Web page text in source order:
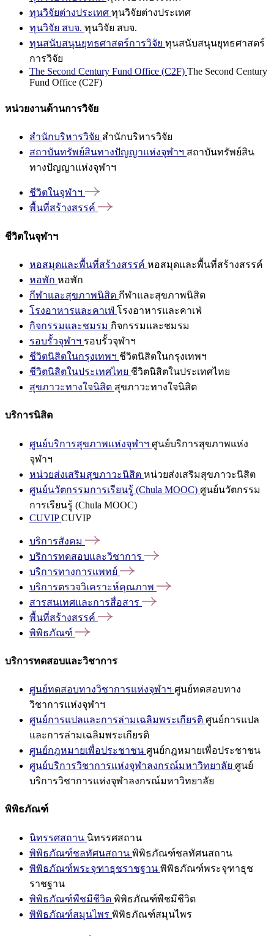
ทุนวิจัยต่างประเทศ ทุนวิจัยต่างประเทศ
ทุนวิจัย สบจ. ทุนวิจัย สบจ.
ทุนสนับสนุนยุทธศาสตร์การวิจัย ทุนสนับสนุนยุทธศาสตร์
การวิจัย
The Second Century Fund Office (C2F) The Second Century
Fund Office (C2F)
หน่วยงานด้านการวิจัย
สำนักบริหารวิจัย สำนักบริหารวิจัย
สถาบันทรัพย์สินทางปัญญาแห่งจุฬาฯ สถาบันทรัพย์สิน
ทางปัญญาแห่งจุฬาฯ
ชีวิตในจุฬาฯ
พื้นที่สร้างสรรค์
ชีวิตในจุฬาฯ
หอสมุดและพื้นที่สร้างสรรค์ หอสมุดและพื้นที่สร้างสรรค์
หอพัก หอพัก
กีฬาและสุขภาพนิสิต กีฬาและสุขภาพนิสิต
โรงอาหารและคาเฟ่ โรงอาหารและคาเฟ่
กิจกรรมและชมรม กิจกรรมและชมรม
รอบรั้วจุฬาฯ รอบรั้วจุฬาฯ
ชีวิตนิสิตในกรุงเทพฯ ชีวิตนิสิตในกรุงเทพฯ
ชีวิตนิสิตในประเทศไทย ชีวิตนิสิตในประเทศไทย
สุขภาวะทางใจนิสิต สุขภาวะทางใจนิสิต
บริการนิสิต
ศูนย์บริการสุขภาพแห่งจุฬาฯ ศูนย์บริการสุขภาพแห่ง
จุฬาฯ
หน่วยส่งเสริมสุขภาวะนิสิต หน่วยส่งเสริมสุขภาวะนิสิต
ศูนย์นวัตกรรมการเรียนรู้ (Chula MOOC) ศูนย์นวัตกรรม
การเรียนรู้ (Chula MOOC)
CUVIPCUVIP
บริการสังคม
บริการทดสอบและวิชาการ
บริการทางการแพทย์
บริการตรวจวิเคราะห์คุณภาพ
สารสนเทศและการสื่อสาร
พื้นที่สร้างสรรค์
พิพิธภัณฑ์
บริการทดสอบและวิชาการ
ศูนย์ทดสอบทางวิชาการแห่งจุฬาฯ ศูนย์ทดสอบทาง
วิชาการแห่งจุฬาฯ
ศูนย์การแปลและการล่ามเฉลิมพระเกียรติ ศูนย์การแปล
และการล่ามเฉลิมพระเกียรติ
ศูนย์กฎหมายเพื่อประชาชน ศูนย์กฎหมายเพื่อประชาชน
ศูนย์บริการวิชาการแห่งจุฬาลงกรณ์มหาวิทยาลัย ศูนย์
บริการวิชาการแห่งจุฬาลงกรณ์มหาวิทยาลัย
พิพิธภัณฑ์
นิทรรศสถาน นิทรรศสถาน
พิพิธภัณฑ์ชลทัศนสถาน พิพิธภัณฑ์ชลทัศนสถาน
พิพิธภัณฑ์พระจุฑาธุชราชฐาน พิพิธภัณฑ์พระจุฑาธุช
ราชฐาน
พิพิธภัณฑ์พืชมีชีวิต พิพิธภัณฑ์พืชมีชีวิต
พิพิธภัณฑ์สมุนไพร พิพิธภัณฑ์สมุนไพร